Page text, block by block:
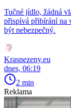
Tučné jídlo, žádná
přispívá přibírání na
být nebezpečný.
Krasnezeny.eu
dnes, 06:19
2 min
Reklama